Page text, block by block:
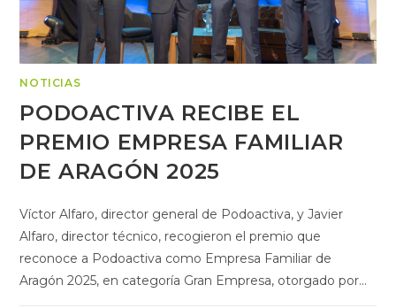
NOTICIAS
PODOACTIVA RECIBE EL
PREMIO EMPRESA FAMILIAR
DE ARAGÓN 2025
Víctor Alfaro, director general de Podoactiva, y Javier
Alfaro, director técnico, recogieron el premio que
reconoce a Podoactiva como Empresa Familiar de
Aragón 2025, en categoría Gran Empresa, otorgado por…